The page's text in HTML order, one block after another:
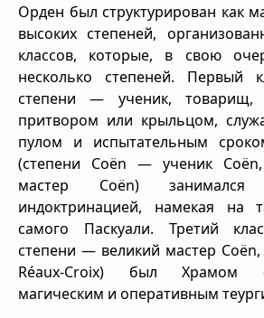
Орден был структурирован как
высоких степеней,
классов, которые, в свою
несколько степеней. Первый
степени — ученик, товарищ,
притвором или крыльцом,
пулом и испытательным
(степени Coën — ученик
мастер Coën) занимался
индоктринацией, намекая на
самого Паскуали. Третий
степени — великий мастер
Réaux-Croix) был Храмом
магическим и оперативным